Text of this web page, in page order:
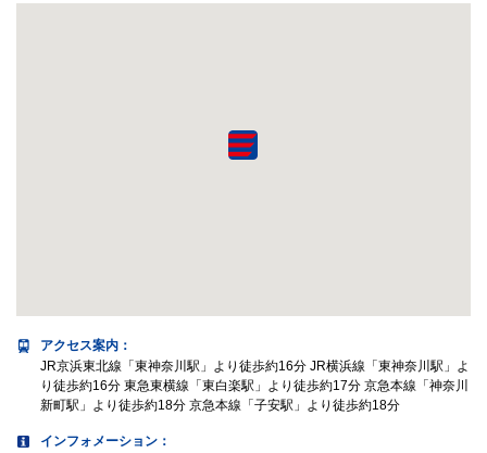
アクセス案内 ：
JR京浜東北線「東神奈川駅」より徒歩約16分 JR横浜線「東神奈川駅」よ
り徒歩約16分 東急東横線「東白楽駅」より徒歩約17分 京急本線「神奈川
新町駅」より徒歩約18分 京急本線「子安駅」より徒歩約18分
インフォメーション：